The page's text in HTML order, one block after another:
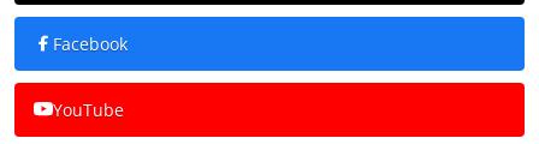
Facebook
YouTube